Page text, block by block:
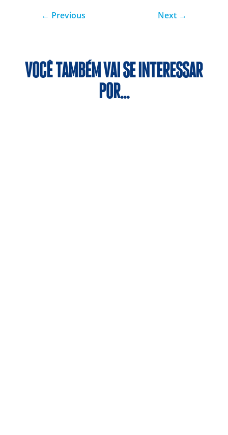
← Previous Next →
VOCÊ TAMBÉM VAI SE INTERESSAR
POR…